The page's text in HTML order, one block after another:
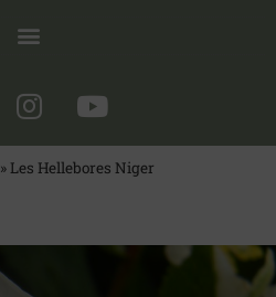
»Les Hellebores Niger